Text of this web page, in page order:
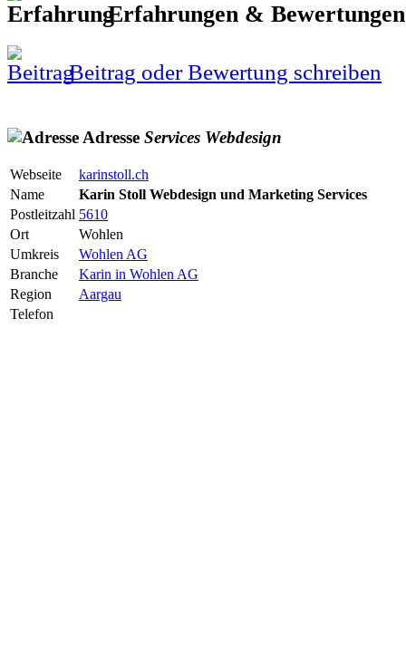
Erfahrungen &
Beitrag oder Bewertung schreiben
Adresse Services Webdesign
Webseite
karinstoll.ch
Name
Karin Stoll Webdesign und Marketing Services
Postleitzahl 5610
Ort
Wohlen
Umkreis
Wohlen AG
Branche
Karin in Wohlen AG
Region
Aargau
Telefon